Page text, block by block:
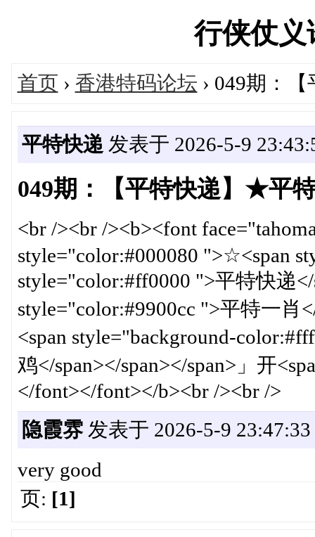
行侠仗
首页 › 香港特码论坛 › 049期：
平特快递 发表于 2026-5-9
049期：【平特快递】★平
<br /><br /><b><font
style="color:#000080 ">☆<span
style="color:#ff0000 ">平特快递
style="color:#9900cc ">平特一肖
<span style="background-
鸡</span></span></span>」开
</font></font></b><br /><br />
隐霞雰发表于 2026-5-9 23:47:33
very good
页: [1]